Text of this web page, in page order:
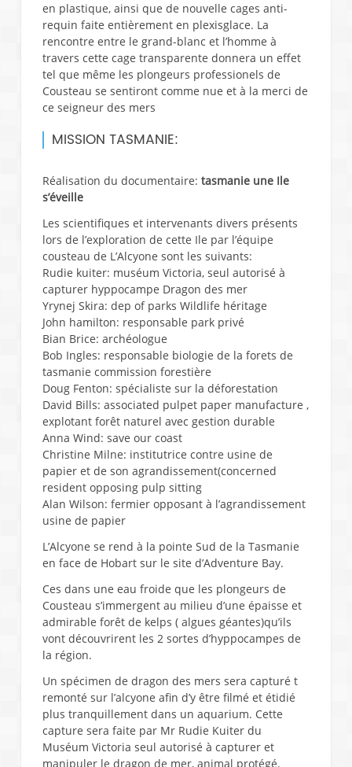
en plastique, ainsi que de nouvelle cages anti-
requin faite entièrement en plexisglace. La
rencontre entre le grand-blanc et l’homme à
travers cette cage transparente donnera un effet
tel que même les plongeurs professionels de
Cousteau se sentiront comme nue et à la merci de
ce seigneur des mers
MISSION TASMANIE:
Réalisation du documentaire: tasmanie une Ile
s’éveille
Les scientifiques et intervenants divers présents
lors de l’exploration de cette Ile par l’équipe
cousteau de L’Alcyone sont les suivants:
Rudie kuiter: muséum Victoria, seul autorisé à
capturer hyppocampe Dragon des mer
Yrynej Skira: dep of parks Wildlife héritage
John hamilton: responsable park privé
Bian Brice: archéologue
Bob Ingles: responsable biologie de la forets de
tasmanie commission forestière
Doug Fenton: spécialiste sur la déforestation
David Bills: associated pulpet paper manufacture ,
explotant forêt naturel avec gestion durable
Anna Wind: save our coast
Christine Milne: institutrice contre usine de
papier et de son agrandissement(concerned
resident opposing pulp sitting
Alan Wilson: fermier opposant à l’agrandissement
usine de papier
L’Alcyone se rend à la pointe Sud de la Tasmanie
en face de Hobart sur le site d’Adventure Bay.
Ces dans une eau froide que les plongeurs de
Cousteau s’immergent au milieu d’une épaisse et
admirable forêt de kelps ( algues géantes)qu’ils
vont découvrirent les 2 sortes d’hyppocampes de
la région.
Un spécimen de dragon des mers sera capturé t
remonté sur l’alcyone afin d’y être filmé et étidié
plus tranquillement dans un aquarium. Cette
capture sera faite par Mr Rudie Kuiter du
Muséum Victoria seul autorisé à capturer et
manipuler le dragon de mer, animal protégé.